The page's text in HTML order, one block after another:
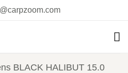
BLACK HALIBUT 15.0